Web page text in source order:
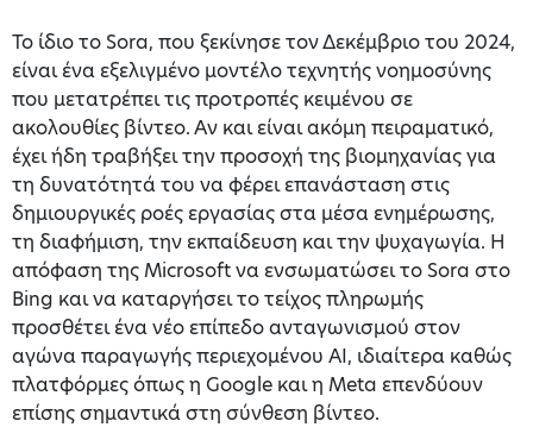
Το ίδιο το Sora, που ξεκίνησε τον Δεκέμβριο του 2024,
είναι ένα εξελιγμένο μοντέλο τεχνητής νοημοσύνης
που μετατρέπει τις προτροπές κειμένου σε
ακολουθίες βίντεο. Αν και είναι ακόμη πειραματικό,
έχει ήδη τραβήξει την προσοχή της βιομηχανίας για
τη δυνατότητά του να φέρει επανάσταση στις
δημιουργικές ροές εργασίας στα μέσα ενημέρωσης,
τη διαφήμιση, την εκπαίδευση και την ψυχαγωγία. Η
απόφαση της Microsoft να ενσωματώσει το Sora στο
Bing και να καταργήσει το τείχος πληρωμής
προσθέτει ένα νέο επίπεδο ανταγωνισμού στον
αγώνα παραγωγής περιεχομένου AI, ιδιαίτερα καθώς
πλατφόρμες όπως η Google και η Meta επενδύουν
επίσης σημαντικά στη σύνθεση βίντεο.